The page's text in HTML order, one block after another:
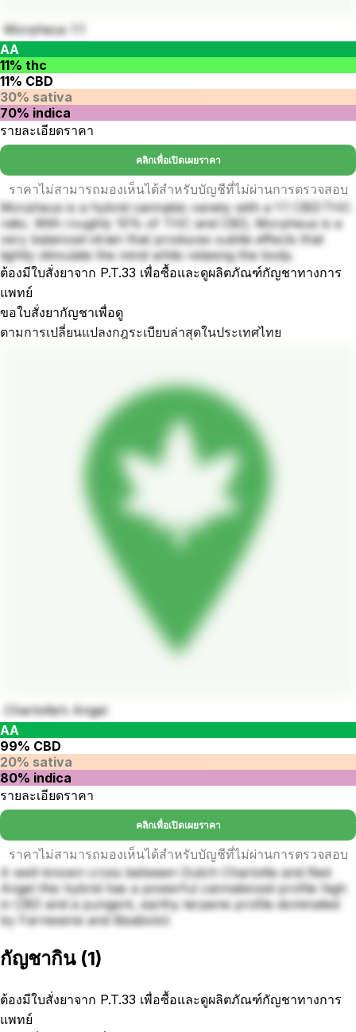
Morpheus 1:1
AA
11% thc
11% CBD
30% sativa
70% indica
รายละเอียดราคา
คลิกเพื่อเปิดเผยราคา
ราคาไม่สามารถมองเห็นได้สำหรับบัญชีที่ไม่ผ่านการตรวจสอบ
Morpheus is a hybrid cannabis variety with a 1:1 CBD:THC
ratio. With roughly 10% of THC and CBD, Morpheus is a
very balanced strain that produces subtle effects that
lightly stimulate the mind while relaxing the body.
ต้องมีใบสั่งยาจาก P.T.33 เพื่อซื้อและดูผลิตภัณฑ์กัญชาทางการ
แพทย์
ขอใบสั่งยากัญชาเพื่อดู
ตามการเปลี่ยนแปลงกฎระเบียบล่าสุดในประเทศไทย
Charlotte’s Angel
AA
99% CBD
20% sativa
80% indica
รายละเอียดราคา
คลิกเพื่อเปิดเผยราคา
ราคาไม่สามารถมองเห็นได้สำหรับบัญชีที่ไม่ผ่านการตรวจสอบ
A well-known cross between Dutch Charlotte and Red
Angel this hybrid has a powerful cannabinoid profile high
in CBD and a pungent, earthy terpene profile dominated
by Farnesene and Bisabolol.
กัญชากิน (1)
ต้องมีใบสั่งยาจาก P.T.33 เพื่อซื้อและดูผลิตภัณฑ์กัญชาทางการ
แพทย์